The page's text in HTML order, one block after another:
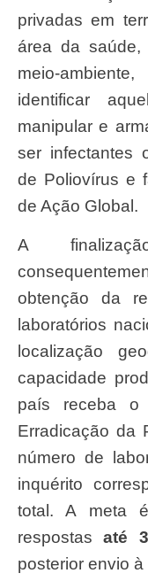
privadas em
área da saúde,
meio-
identificar
manipular e
ser infectantes
de Poliovírus e
de Ação Global.
A finalização do inquérito e,
obtenção da
laboratórios
localização
capacidade
país receba o
Erradicação da
número de
inquérito
total. A meta
respostasaté
posterior envio à